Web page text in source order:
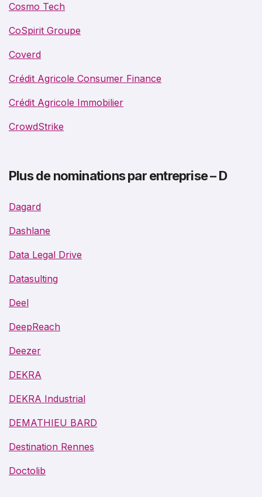
Cosmo Tech
CoSpirit Groupe
Coverd
Crédit Agricole Consumer Finance
Crédit Agricole Immobilier
CrowdStrike
Plus de nominations par entreprise – D
Dagard
Dashlane
Data Legal Drive
Datasulting
Deel
DeepReach
Deezer
DEKRA
DEKRA Industrial
DEMATHIEU BARD
Destination Rennes
Doctolib